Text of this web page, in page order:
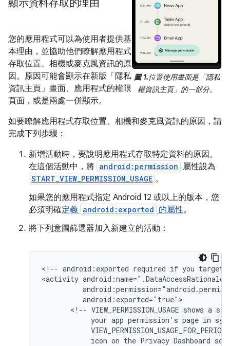
圖 1.位置使用畫面是「隱私
權資訊主頁」的一部分。
顯示資料存取的理由
您的應用程式可以為使用者提供基
本理由，並協助他們瞭解應用程式
存取位置、相機或麥克風資訊的原
因。原因可能會顯示在新版「隱私
資訊主頁」畫面、應用程式的權限
頁面，或是兩處一併顯示。
如要瞭解應用程式存取位置、相機和麥克風資訊的原因，請
完成下列步驟：
新增活動時，要說明應用程式存取特定資料的原因。
在這個活動中，將 android:permission 屬性設為
START_VIEW_PERMISSION_USAGE 。
如果您的應用程式指定 Android 12 或以上的版本，您
必須明確定義 android:exported 的屬性。
將下列意圖篩選器加入新建立的活動：
<!-- android:exported required if you target
<activity
<!-- VIEW_PERMISSION_USAGE shows a
your app permission's page in
VIEW_PERMISSION_USAGE_FOR_PERIOD
icon on the Privacy Dashboard